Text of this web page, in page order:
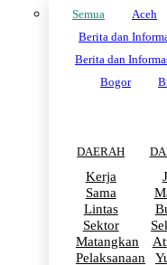
Semua Aceh
Berita dan
Berita dan
Bogor
DAERAH
Kerja
Sama
Lintas
Sektor
Matangkan
Pelaksanaan